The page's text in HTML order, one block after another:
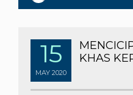
15
MAY 2020
KHAS